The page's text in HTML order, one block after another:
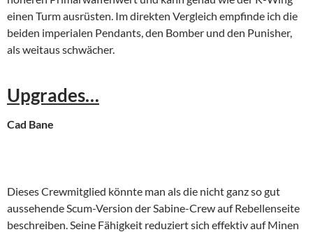
einen Turm ausrüsten. Im direkten Vergleich empfinde ich die
beiden imperialen Pendants, den Bomber und den Punisher,
als weitaus schwächer.
Upgrades…
Cad Bane
Dieses Crewmitglied könnte man als die nicht ganz so gut
aussehende Scum-Version der Sabine-Crew auf Rebellenseite
beschreiben. Seine Fähigkeit reduziert sich effektiv auf Minen